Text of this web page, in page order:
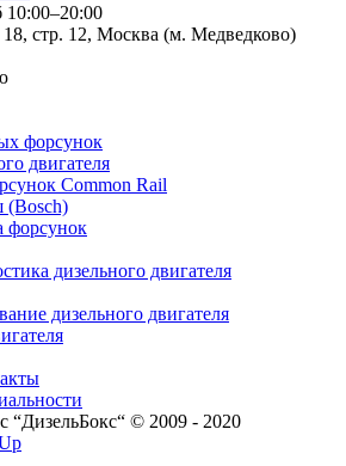
10:00–20:00
18, стр. 12, Москва (м. Медведково)
форсунок
двигателя
Common Rail
(Bosch)
форсунок
дизельного двигателя
дизельного двигателя
“ДизельБокс“ © 2009 - 2020